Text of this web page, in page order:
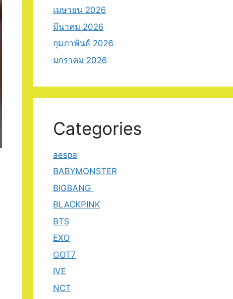
เมษายน 2026
มีนาคม 2026
กุมภาพันธ์ 2026
มกราคม 2026
Categories
aespa
BABYMONSTER
BIGBANG
BLACKPINK
BTS
EXO
GOT7
IVE
NCT